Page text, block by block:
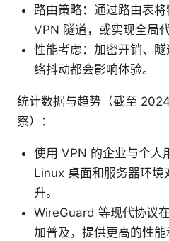
路由策略：通过路由表
VPN 隧道，或实现全局代
性能考虑：加密开销、
络抖动都会影响体验。
统计数据与趋势（截至
察）：
使用 VPN 的企业与个人
Linux 桌面和服务器环境
升。
WireGuard 等现代协议
加普及，提供更高的性能